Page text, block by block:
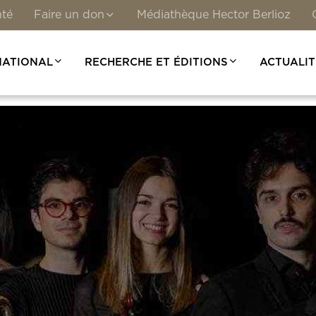
Faire un don Médiathèque Hector Berlioz
RECHERCHE ET ÉDITIONS